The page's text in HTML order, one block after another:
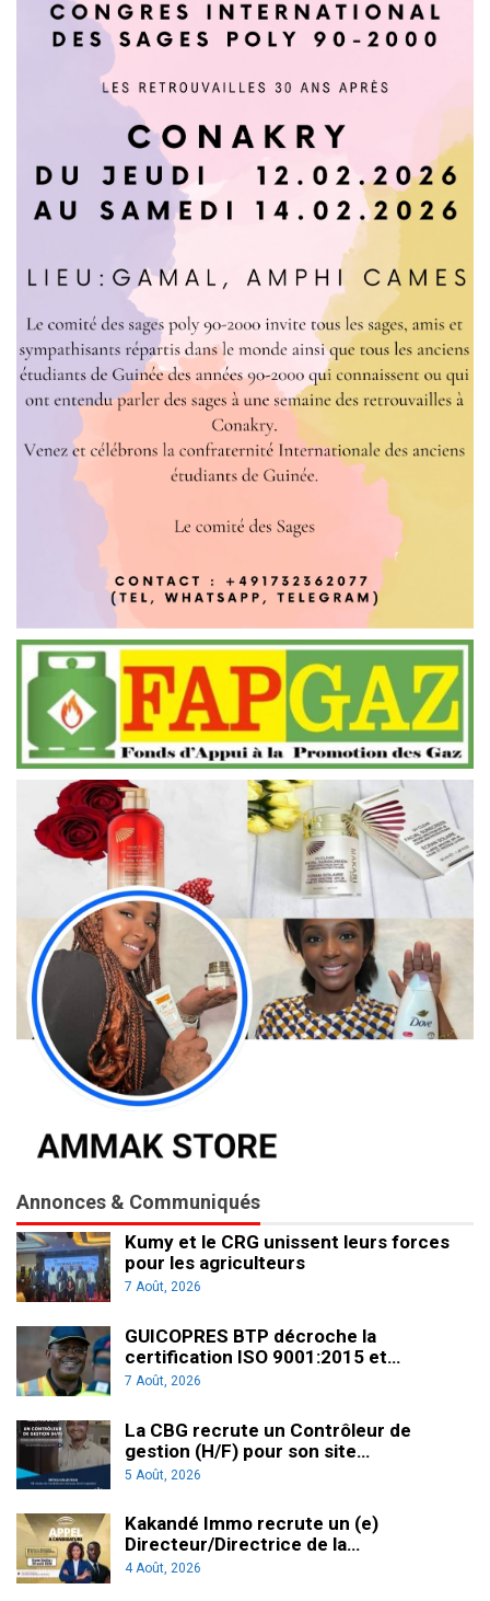
Annonces & Communiqués
Kumy et le CRG unissent leurs forces
pour les agriculteurs
7 Août, 2026
GUICOPRES BTP décroche la
certification ISO 9001:2015 et…
7 Août, 2026
La CBG recrute un Contrôleur de
gestion (H/F) pour son site…
5 Août, 2026
Kakandé Immo recrute un (e)
Directeur/Directrice de la…
4 Août, 2026